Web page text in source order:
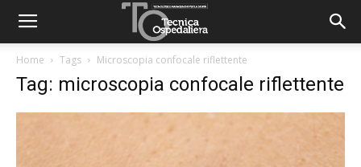
Home Tags Microscopia confocale riflettente
Tag: microscopia confocale riflettente